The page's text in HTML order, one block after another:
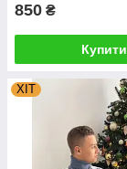
850 ₴
Купити
ХІТ